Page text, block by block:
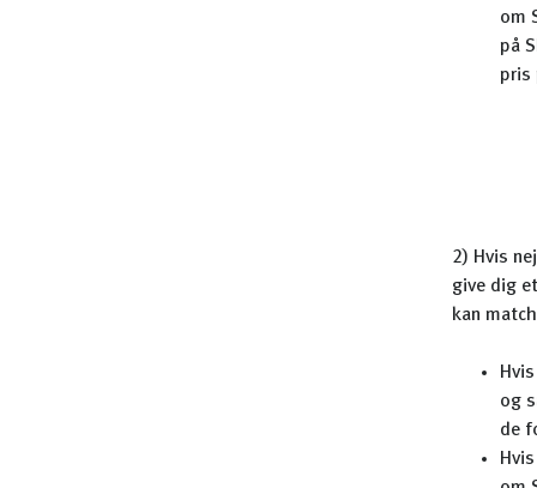
om
på
pris
2) Hvis
give dig
kan
og
de